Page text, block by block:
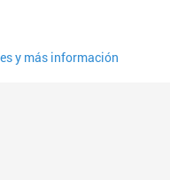
y más información